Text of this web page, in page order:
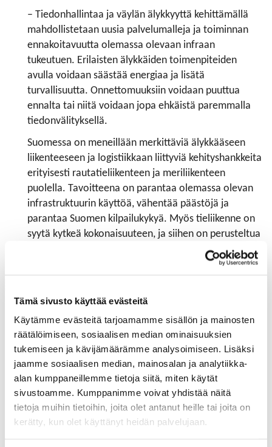
Tämä sivusto käyttää evästeitä
Käytämme evästeitä tarjoamamme sisällön ja mainosten
räätälöimiseen, sosiaalisen median ominaisuuksien
tukemiseen ja kävijämäärämme analysoimiseen. Lisäksi
jaamme sosiaalisen median, mainosalan ja analytiikka-
alan kumppaneillemme tietoja siitä, miten käytät
sivustoamme. Kumppanimme voivat yhdistää näitä
tietoja muihin tietoihin, joita olet antanut heille tai joita on
kerätty, kun olet käyttänyt heidän palvelujaan.
– Tiedonhallintaa ja väylän älykkyyttä kehittämällä
mahdollistetaan uusia palvelumalleja ja toiminnan
ennakoitavuutta olemassa olevaan infraan
tukeutuen. Erilaisten älykkäiden toimenpiteiden
avulla voidaan säästää energiaa ja lisätä
turvallisuutta. Onnettomuuksiin voidaan puuttua
ennalta tai niitä voidaan jopa ehkäistä paremmalla
tiedonvälityksellä.
Suomessa on meneillään merkittäviä älykkääseen
liikenteeseen ja logistiikkaan liittyviä kehityshankkeita
erityisesti rautatieliikenteen ja meriliikenteen
puolella. Tavoitteena on parantaa olemassa olevan
infrastruktuurin käyttöä, vähentää päästöjä ja
parantaa Suomen kilpailukykyä. Myös tieliikenne on
syytä kytkeä kokonaisuuteen, ja siihen on perusteltua
tarkoittaa sähköistä datamallia tiestä, sen
rakenteesta ja ominaisuuksista. Tieinfran on kyettävä
välittämään tietoja digikaksoselle, joita ovat mm.
reaaliaikainen tilannekuva liikenteestä,
tieolosuhteista, kelistä ja palveluista sekä näiden
ennusteista. Satamien ja tieliikenteen
tietojärjestelmien tulee myös kommunikoida
keskenään sekä mahdollistaa asioiden parempi
ennustettavuus. Kasitien tulee mahdollistaa